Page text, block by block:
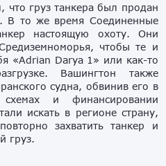
груз танкера был продан
В то же время Соединенные
настоящую охоту. Они
чтобы те и
«Adrian Darya 1» или как-то
Вашингтон также
судна, обвинив его в
и финансировании
искать в регионе страну,
захватить танкер и
груз.